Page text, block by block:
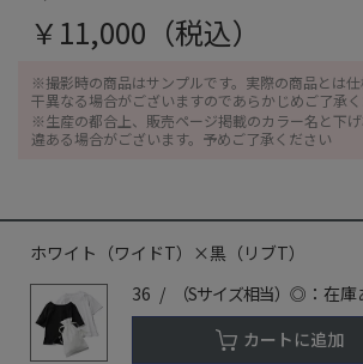
￥11,000（税込）
※撮影時の商品はサンプルです。実際の商品とは
干異なる場合がございますのであらかじめご了承く
※生産の都合上、販売ページ掲載のカラー名と下
違ある場合がございます。予めご了承ください
ホワイト（ワイドT）×黒（リブT）
36
（Sサイズ相当） ◎：在庫
カートに追加